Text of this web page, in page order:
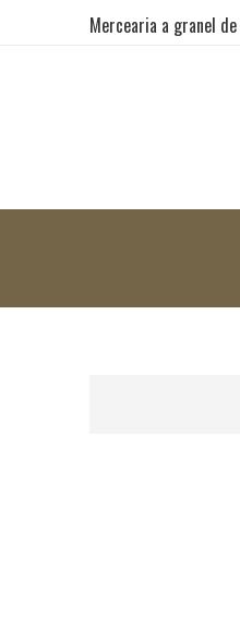
Mercearia a granel